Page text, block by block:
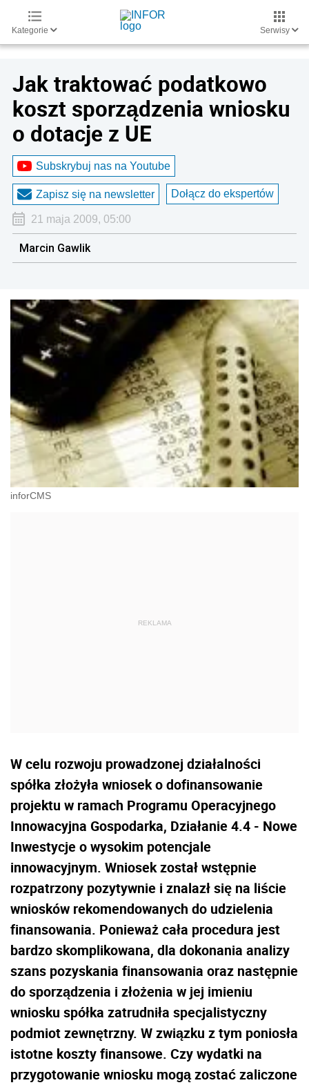
Kategorie Serwisy
Jak traktować podatkowo
koszt sporządzenia wniosku
o dotacje z UE
Subskrybuj nas na Youtube
Zapisz się na newsletter Dołącz do ekspertów
21 maja 2009, 05:00
Marcin Gawlik
inforCMS
W celu rozwoju prowadzonej działalności
spółka złożyła wniosek o dofinansowanie
projektu w ramach Programu Operacyjnego
Innowacyjna Gospodarka, Działanie 4.4 - Nowe
Inwestycje o wysokim potencjale
innowacyjnym. Wniosek został wstępnie
rozpatrzony pozytywnie i znalazł się na liście
wniosków rekomendowanych do udzielenia
finansowania. Ponieważ cała procedura jest
bardzo skomplikowana, dla dokonania analizy
szans pozyskania finansowania oraz następnie
do sporządzenia i złożenia w jej imieniu
wniosku spółka zatrudniła specjalistyczny
podmiot zewnętrzny. W związku z tym poniosła
istotne koszty finansowe. Czy wydatki na
przygotowanie wniosku mogą zostać zaliczone